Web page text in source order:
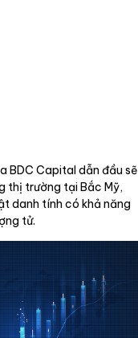
BDC Capital dẫn đầu sẽ
thị trường tại Bắc Mỹ,
danh tính có khả năng
tử.